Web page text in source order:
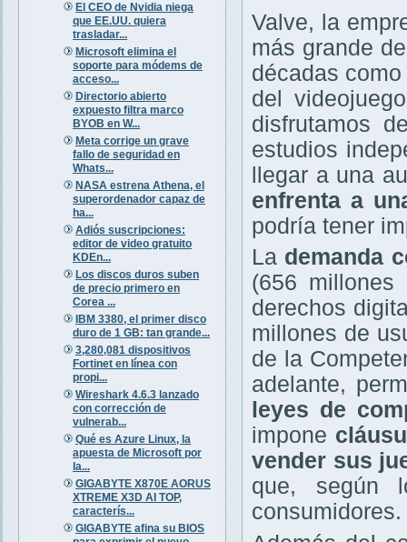
El CEO de Nvidia niega
que EE.UU. quiera
trasladar...
Microsoft elimina el
soporte para módems de
acceso...
Directorio abierto
expuesto filtra marco
BYOB en W...
Meta corrige un grave
fallo de seguridad en
Whats...
NASA estrena Athena, el
superordenador capaz de
ha...
Adiós suscripciones:
editor de video gratuito
KDEn...
Los discos duros suben
de precio primero en
Corea ...
IBM 3380, el primer disco
duro de 1 GB: tan grande...
3,280,081 dispositivos
Fortinet en línea con
propi...
Wireshark 4.6.3 lanzado
con corrección de
vulnerab...
Qué es Azure Linux, la
apuesta de Microsoft por
la...
GIGABYTE X870E AORUS
XTREME X3D AI TOP,
caracterís...
GIGABYTE afina su BIOS
Valve, la
más grande
décadas
del
disfrutamos
estudios
llegar a una
enfrenta a
podría tener
La demanda
(656
derechos
millones de
de la
adelante,
leyes de
impone
vender sus
que, según
consumidores.